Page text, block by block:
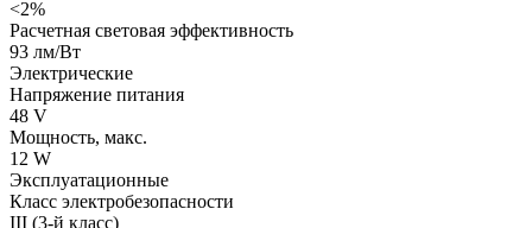
<2%
Расчетная световая эффективность
93 лм/Вт
Электрические
Напряжение питания
48 V
Мощность, макс.
12 W
Эксплуатационные
Класс электробезопасности
III (3-й класс)